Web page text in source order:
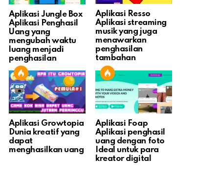
Aplikasi Jungle Box
Aplikasi Penghasil
Uang yang
mengubah waktu
luang menjadi
penghasilan
Aplikasi Resso
Aplikasi streaming
musik yang juga
menawarkan
penghasilan
tambahan
Aplikasi Growtopia
Dunia kreatif yang
dapat
menghasilkan uang
Aplikasi Foap
Aplikasi penghasil
uang dengan foto
Ideal untuk para
kreator digital